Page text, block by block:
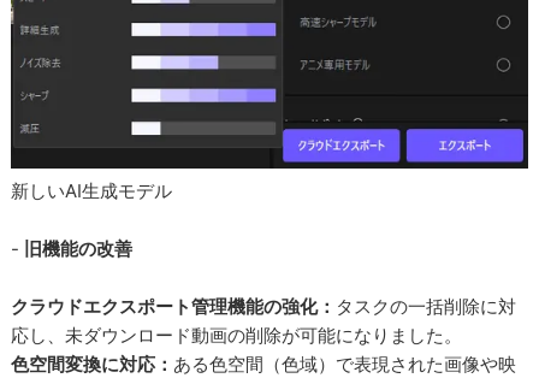
新しいAI生成モデル
- 旧機能の改善
クラウドエクスポート管理機能の強化： タスクの一括削除に対
応し、未ダウンロード動画の削除が可能になりました。
色空間変換に対応： ある色空間（色域）で表現された画像や映